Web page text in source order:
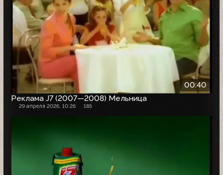
00:40
Реклама J7 (2007—2008) Мельница
29 апреля 2026, 10:26 185